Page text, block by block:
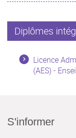
Diplômes
Licence
(AES) -
S'informer